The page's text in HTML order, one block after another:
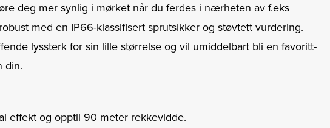
deg mer synlig i mørket når du ferdes i nærheten av f.eks
med en IP66-klassifisert sprutsikker og støvtett vurdering.
lyssterk for sin lille størrelse og vil umiddelbart bli en favoritt-
din.
effekt og opptil 90 meter rekkevidde.